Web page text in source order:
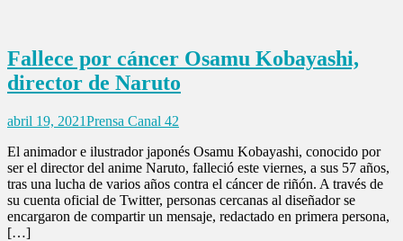
Fallece por cáncer Osamu Kobayashi,
director de Naruto
abril 19, 2021Prensa Canal 42
El animador e ilustrador japonés Osamu Kobayashi, conocido por
ser el director del anime Naruto, falleció este viernes, a sus 57 años,
tras una lucha de varios años contra el cáncer de riñón. A través de
su cuenta oficial de Twitter, personas cercanas al diseñador se
encargaron de compartir un mensaje, redactado en primera persona,
[…]